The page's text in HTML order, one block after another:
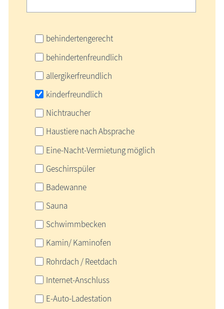
behindertengerecht
behindertenfreundlich
allergikerfreundlich
kinderfreundlich
Nichtraucher
Haustiere nach Absprache
Eine-Nacht-Vermietung möglich
Geschirrspüler
Badewanne
Sauna
Schwimmbecken
Kamin/ Kaminofen
Rohrdach / Reetdach
Internet-Anschluss
E-Auto-Ladestation